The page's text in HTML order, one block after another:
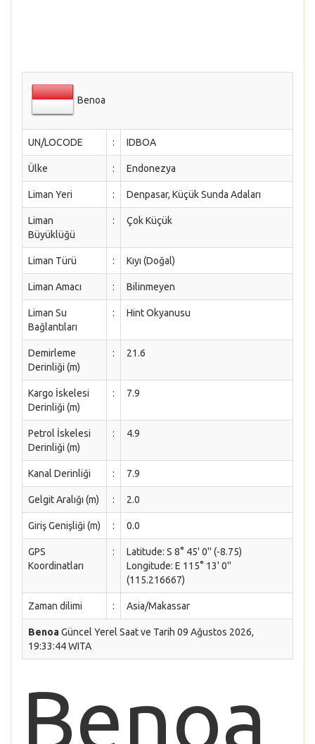
Benoa
UN/LOCODE : IDBOA
Ülke : Endonezya
Liman Yeri : Denpasar, Küçük Sunda Adaları
Liman
Büyüklüğü
: Çok Küçük
Liman Türü : Kıyı (Doğal)
Liman Amacı : Bilinmeyen
Liman Su
Bağlantıları
: Hint Okyanusu
Demirleme
Derinliği (m)
: 21.6
Kargo İskelesi
Derinliği (m)
: 7.9
Petrol İskelesi
Derinliği (m)
: 4.9
Kanal Derinliği : 7.9
Gelgit Aralığı (m) : 2.0
Giriş Genişliği (m) : 0.0
GPS
Koordinatları
:
Latitude: S 8° 45' 0'' (-8.75)
Longitude: E 115° 13' 0''
(115.216667)
Zaman dilimi : Asia/Makassar
BenoaGüncel Yerel Saat ve Tarih 09 Ağustos 2026,
19:33:44 WITA
Benoa